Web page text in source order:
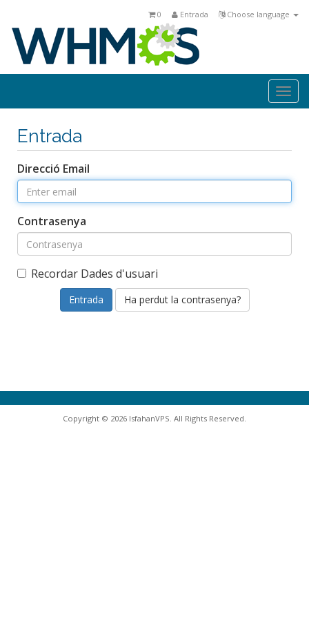
Choose language
Entrada
0
Entrada
Direcció Email
Contrasenya
Recordar Dades d'usuari
Ha perdut la contrasenya?
Copyright © 2026 IsfahanVPS. All Rights Reserved.